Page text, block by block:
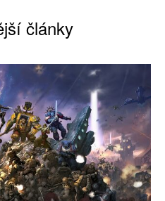
články